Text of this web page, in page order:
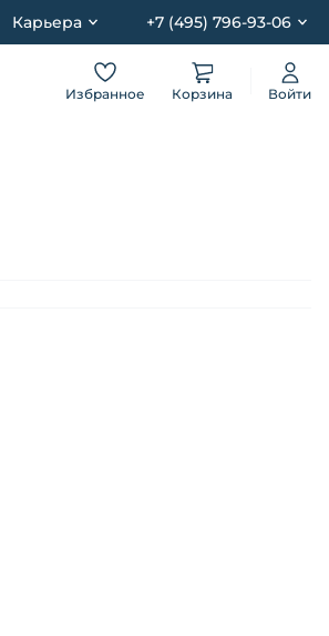
Карьера +7 (495) 796-93-06
Избранное Корзина Войти